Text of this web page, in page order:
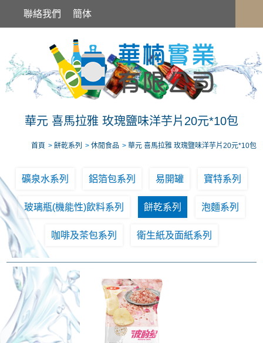
聯絡我們 簡体
華元 喜馬拉雅 玫瑰鹽味洋芋片20元*10包
首頁 餅乾系列 休閒食品 華元 喜馬拉雅 玫瑰鹽味洋芋片20元*10包
礦泉水系列 鋁箔包系列 易開罐 寶特系列
玻璃瓶(機能性)飲料系列 餅乾系列 泡麵系列
咖啡及茶包系列 衛生紙及面紙系列